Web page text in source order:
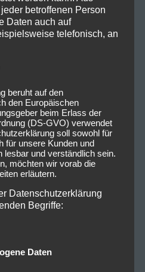
betroffenen Person
Daten auch auf
telefonisch, an
beruht auf den
den Europäischen
beim Erlass der
(DS-GVO) verwendet
soll sowohl für
für unsere Kunden und
und verständlich sein.
möchten wir vorab die
erläutern.
Datenschutzerklärung
Begriffe:
Daten